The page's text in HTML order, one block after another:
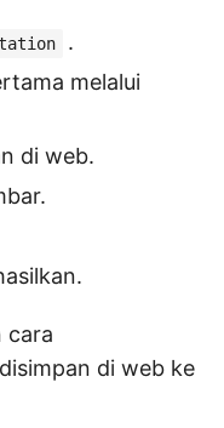
.
melalui
di web.
cara
di web ke